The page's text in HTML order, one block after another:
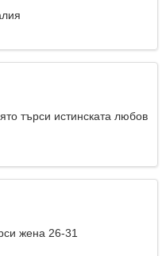
търси истинската любов
жена 26-31